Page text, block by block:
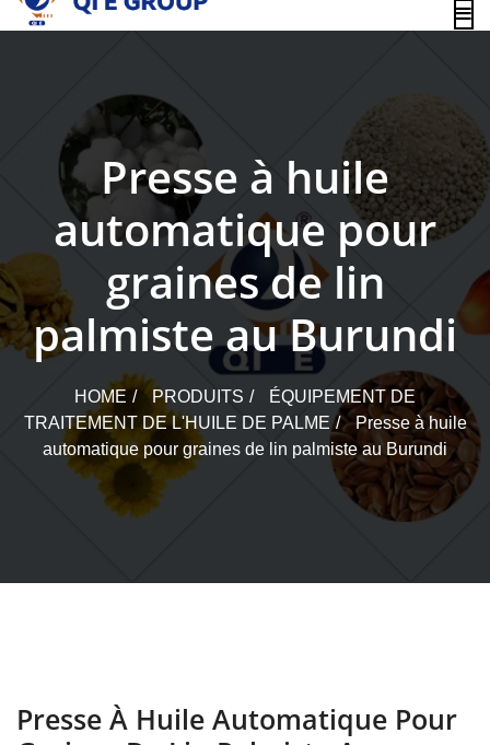
content
Presse à huile
automatique pour
graines de lin
palmiste au Burundi
HOME PRODUITS
ÉQUIPEMENT DE
TRAITEMENT DE L'HUILE DE PALME
Presse à huile
automatique pour graines de lin palmiste au Burundi
Presse À Huile Automatique Pour